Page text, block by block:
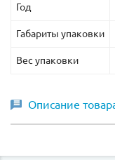
Год
Габариты упаковки
Вес упаковки
Описание